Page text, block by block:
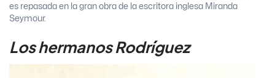
es repasada en la gran obra de la escritora inglesa Miranda
Seymour.
Los hermanos Rodríguez